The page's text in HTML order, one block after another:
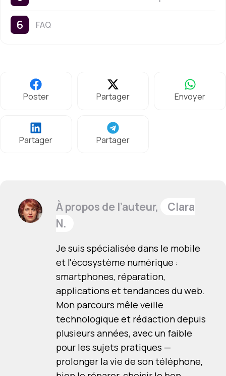
FAQ
Poster Partager Envoyer
Partager Partager
À propos de l’auteur,
Clara
N.
Je suis spécialisée dans le mobile
et l'écosystème numérique :
smartphones, réparation,
applications et tendances du web.
Mon parcours mêle veille
technologique et rédaction depuis
plusieurs années, avec un faible
pour les sujets pratiques —
prolonger la vie de son téléphone,